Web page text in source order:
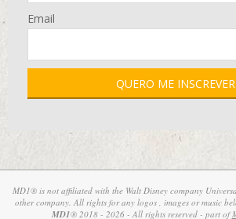
Email
MD1® is not affiliated with the Walt Disney company
other company. All rights for any logos , images or music
MD1® 2018 - 2026 - All rights reserved - part of